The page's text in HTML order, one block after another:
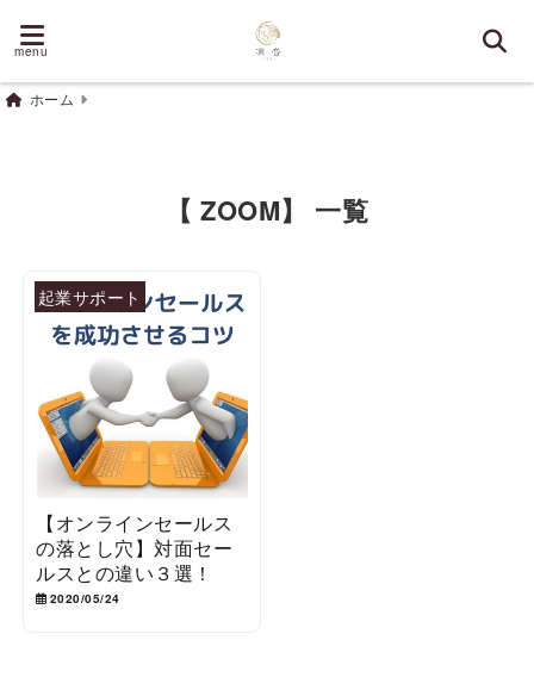
menu
ホーム
【 ZOOM】 一覧
起業サポート
【オンラインセールス
の落とし穴】対面セー
ルスとの違い３選！
2020/05/24